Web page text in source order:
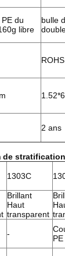
du
libre
bulle
ROHS
2 ans
1303C
Brillant
Haut
transparent
-
PE